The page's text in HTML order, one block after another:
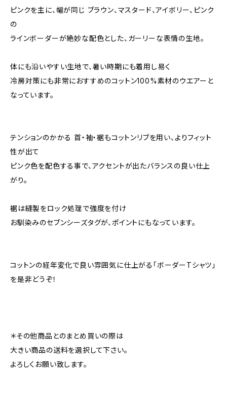
ピンクを主に、幅が同じ ブラウン、マスタード、アイボリー、ピンク
の
ラインボーダーが絶妙な配色とした、ガーリーな表情の生地。
体にも沿いやすい生地で、暑い時期にも着用し易く
冷房対策にも非常におすすめのコットン100%素材のウエアーと
なっています。
テンションのかかる 首・袖・裾もコットンリブを用い、よりフィット
性が出て
ピンク色を配色する事で、アクセントが出たバランスの良い仕上
がり。
裾は縫製をロック処理で強度を付け
お馴染みのセブンシーズタグが、ポイントにもなっています。
コットンの経年変化で良い雰囲気に仕上がる「ボーダーTシャツ」
を是非どうぞ！
＊その他商品とのまとめ買いの際は
大きい商品の送料を選択して下さい。
よろしくお願い致します。